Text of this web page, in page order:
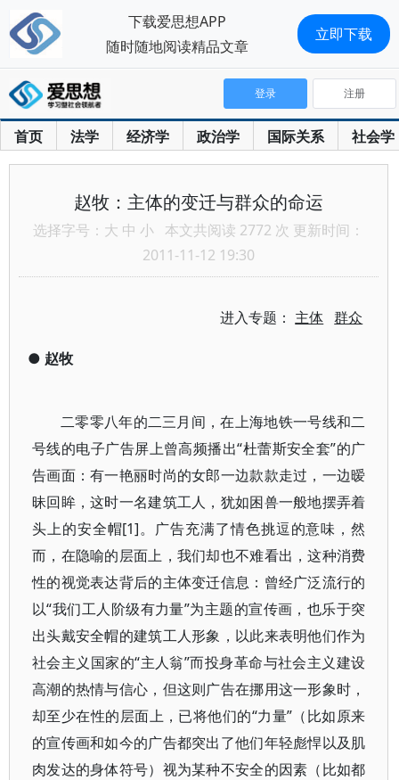
首页 法学 经济学 政治学 国际关系 社会学
登录 注册
赵牧：主体的变迁与群众的命运
选择字号： 大 中 小 本文共阅读 2772 次 更新时间：
2011-11-12 19:30
进入专题： 主体 群众
● 赵牧
二零零八年的二三月间，在上海地铁一号线和二
号线的电子广告屏上曾高频播出“杜蕾斯安全套”的广
告画面：有一艳丽时尚的女郎一边款款走过，一边暧
昧回眸，这时一名建筑工人，犹如困兽一般地摆弄着
头上的安全帽[1]。广告充满了情色挑逗的意味，然
而，在隐喻的层面上，我们却也不难看出，这种消费
性的视觉表达背后的主体变迁信息：曾经广泛流行的
以“我们工人阶级有力量”为主题的宣传画，也乐于突
出头戴安全帽的建筑工人形象，以此来表明他们作为
社会主义国家的“主人翁”而投身革命与社会主义建设
高潮的热情与信心，但这则广告在挪用这一形象时，
却至少在性的层面上，已将他们的“力量”（比如原来
的宣传画和如今的广告都突出了他们年轻彪悍以及肌
肉发达的身体符号）视为某种不安全的因素（比如都
下载爱思想APP
随时随地阅读精品文章
立即下载